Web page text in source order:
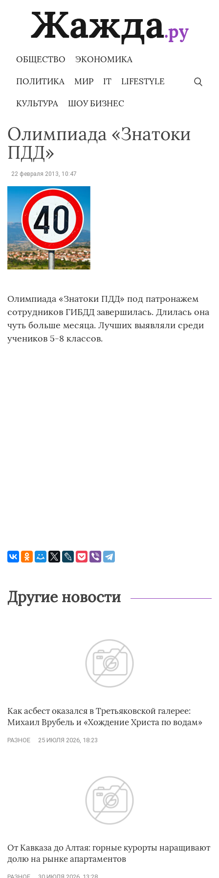
ОБЩЕСТВО ЭКОНОМИКА
ПОЛИТИКА МИР IT LIFESTYLE
КУЛЬТУРА ШОУ БИЗНЕС
Олимпиада «Знатоки
ПДД»
22 февраля 2013, 10:47
Олимпиада «Знатоки ПДД» под патронажем
сотрудников ГИБДД завершилась. Длилась она
чуть больше месяца. Лучших выявляли среди
учеников 5-8 классов.
Другие новости
Как асбест оказался в Третьяковской галерее:
Михаил Врубель и «Хождение Христа по водам»
РАЗНОЕ 25 ИЮЛЯ 2026, 18:23
От Кавказа до Алтая: горные курорты наращивают
долю на рынке апартаментов